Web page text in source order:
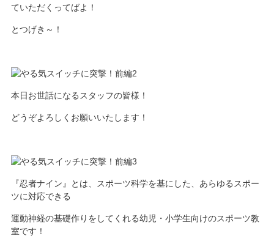
ていただくってばよ！
とつげき～！
本日お世話になるスタッフの皆様！
どうぞよろしくお願いいたします！
『忍者ナイン』とは、スポーツ科学を基にした、あらゆるスポー
ツに対応できる
運動神経の基礎作りをしてくれる幼児・小学生向けのスポーツ教
室です！